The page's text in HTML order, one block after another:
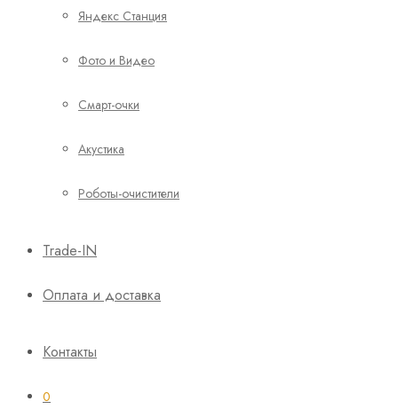
Яндекс Станция
Фото и Видео
Смарт-очки
Акустика
Роботы-очистители
Trade-IN
Оплата и доставка
Контакты
0